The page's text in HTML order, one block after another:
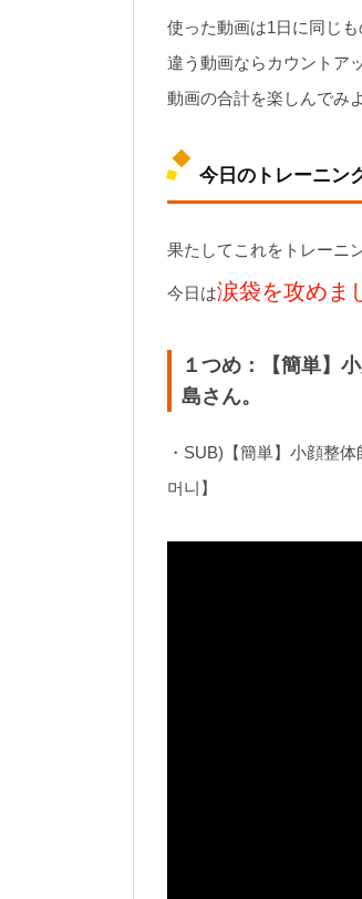
使った動画は1日に同じも
違う動画ならカウントアッ
動画の合計を楽しんでみ
今日のトレーニン
果たしてこれをトレーニ
今日は涙袋を攻めま
１つめ：【簡単】
島さん。
・SUB)【簡単】小顔整
머니】